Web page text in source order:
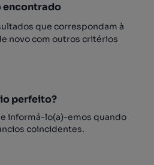
encontrado
que correspondam à
novo com outros critérios
perfeito?
informá-lo(a)-emos quando
coincidentes.